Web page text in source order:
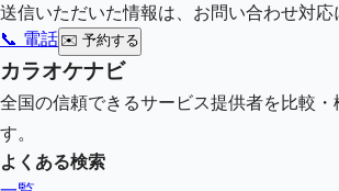
送信いただいた情報は、お問い合わせ対応
📞 電話 ✉️ 予約する
カラオケナビ
全国の信頼できるサービス提供者を比較
す。
よくある検索